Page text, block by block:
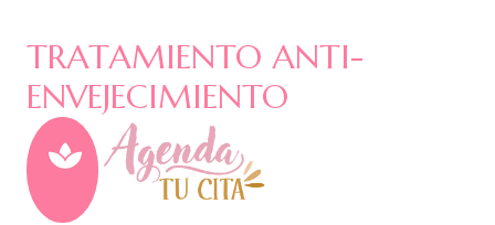
TRATAMIENTO ANTI-
ENVEJECIMIENTO